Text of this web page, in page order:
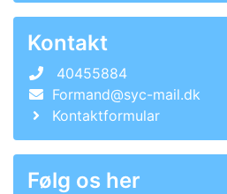
Kontakt
40455884
Formand@syc-mail.dk
Kontaktformular
Følg os her